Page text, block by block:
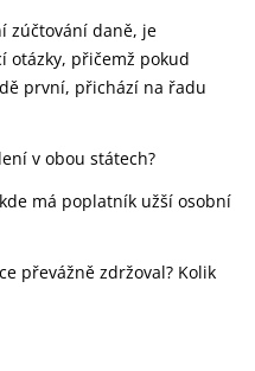
zúčtování daně, je
otázky, přičemž pokud
první, přichází na řadu
v obou státech?
má poplatník užší osobní
převážně zdržoval? Kolik